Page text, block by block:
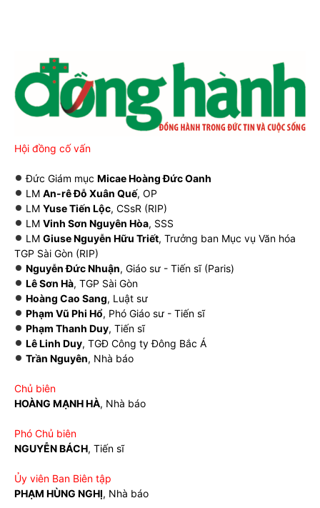
Hội đồng cố vấn
Đức Giám mục Micae Hoàng Đức Oanh
LM An-rê Đỗ Xuân Quế, OP
LM Yuse Tiến Lộc, CSsR (RIP)
LM Vinh Sơn Nguyên Hòa, SSS
LM Giuse Nguyễn Hữu Triết, Trưởng ban Mục vụ Văn hóa
TGP Sài Gòn (RIP)
Nguyễn Đức Nhuận, Giáo sư - Tiến sĩ (Paris)
Lê Sơn Hà, TGP Sài Gòn
Hoàng Cao Sang, Luật sư
Phạm Vũ Phi Hổ, Phó Giáo sư - Tiến sĩ
Phạm Thanh Duy, Tiến sĩ
Lê Linh Duy, TGĐ Công ty Đông Bắc Á
Trần Nguyên, Nhà báo
Chủ biên
HOÀNG MẠNH HÀ, Nhà báo
Phó Chủ biên
NGUYỄN BÁCH, Tiến sĩ
Ủy viên Ban Biên tập
PHẠM HÙNG NGHỊ, Nhà báo